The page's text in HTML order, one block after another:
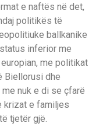
e naftës në det,
politikës të
ballkanike
inferior me
me politikat
Biellorusi dhe
nuk e di se çfarë
krizat e familjes
tjetër gjë.